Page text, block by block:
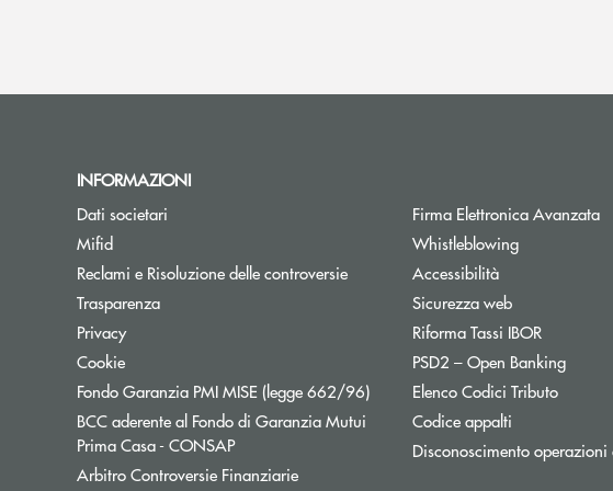
INFORMAZIONI
Dati societari
Mifid
Reclami e Risoluzione delle controversie
Trasparenza
Privacy
Cookie
Fondo Garanzia PMI MISE (legge 662/96)Apre una nuova finestra
BCC aderente al Fondo di Garanzia Mutui
Prima Casa - CONSAPApre una nuova finestra
Arbitro Controversie FinanziarieApre una nuova finestra
Firma Elettronica Avanzata
WhistleblowingApre una
Accessibilità
Sicurezza web
Riforma Tassi IBORApre una
PSD2 – Open BankingApre
Elenco Codici TributoApre
Codice appalti
Disconoscimento